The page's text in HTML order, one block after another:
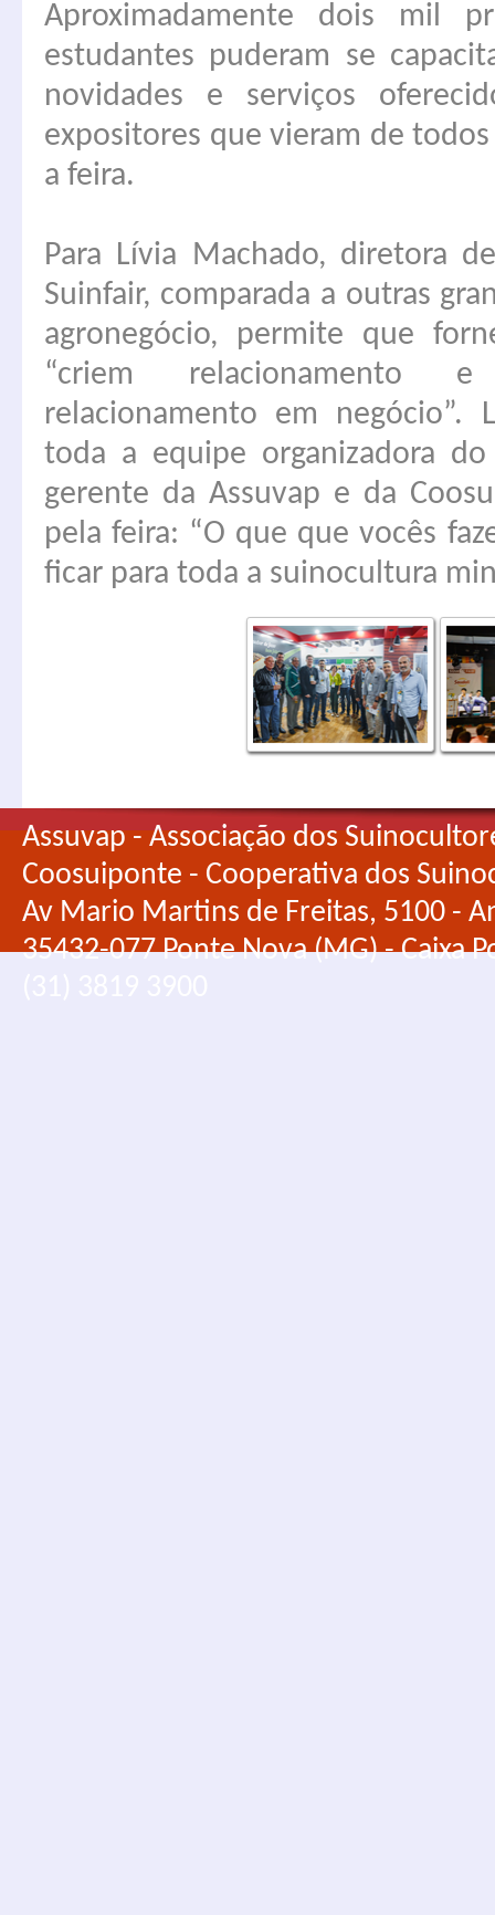
Aproximadamente dois mil
estudantes puderam se
novidades e serviços
expositores que vieram de
a feira.
Para Lívia Machado, diretora
Suinfair, comparada a outras
agronegócio, permite que
“criem relacionamento
relacionamento em negócio”.
toda a equipe organizadora
gerente da Assuvap e da
pela feira: “O que que vocês
ficar para toda a suinocultura
Assuvap - Associação dos
Coosuiponte - Cooperativa dos
Av Mario Martins de Freitas, 5100 -
35432-077 Ponte Nova (MG) - Caixa